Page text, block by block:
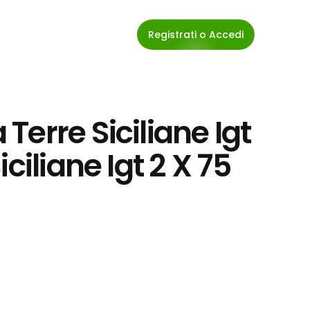
Registrati o Accedi
Siciliane Igt
Igt 2 X 75